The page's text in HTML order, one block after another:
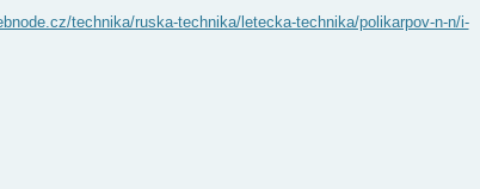
technika/ruska-technika/letecka-technika/polikarpov-n-n/i-